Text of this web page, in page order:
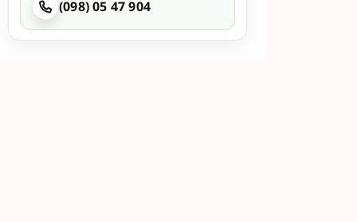
(098) 05 47 904